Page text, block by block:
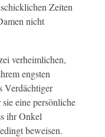
Zeiten
nicht
verheimlichen,
engsten
Verdächtiger
eine persönliche
ihr Onkel
beweisen.